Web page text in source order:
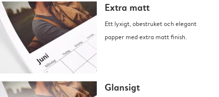
Extra matt
Ett lyxigt, obestruket och elegant
papper med extra matt finish.
Glansigt